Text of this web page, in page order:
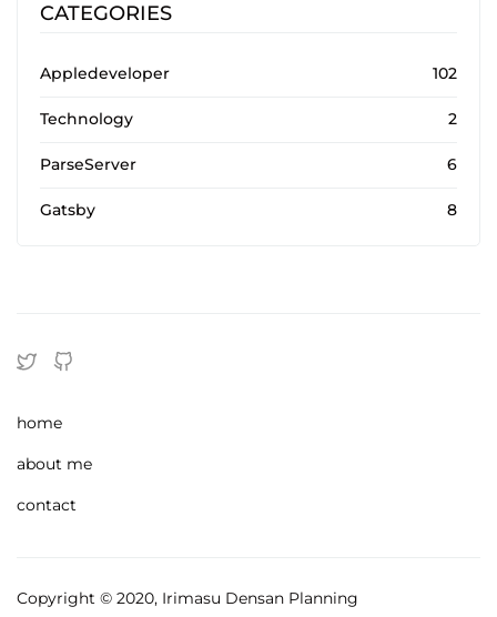
CATEGORIES
Appledeveloper 102
Technology 2
ParseServer 6
Gatsby 8
home
about me
contact
Copyright © 2020, Irimasu Densan Planning